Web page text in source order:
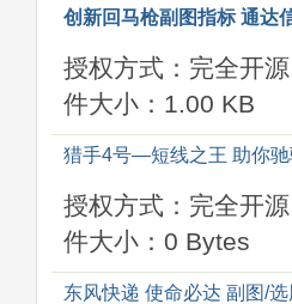
创新回马枪副图指标 通达
授权方式：完全开源
件大小：1.00 KB
猎手4号—短线之王 助你
授权方式：完全开源
件大小：0 Bytes
东风快递 使命必达 副图/